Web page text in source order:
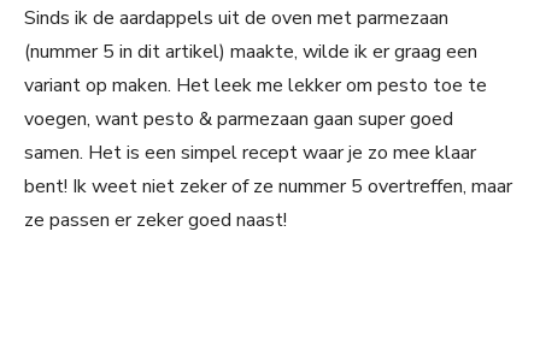
Sinds ik de aardappels uit de oven met parmezaan
(nummer 5 in dit artikel) maakte, wilde ik er graag een
variant op maken. Het leek me lekker om pesto toe te
voegen, want pesto & parmezaan gaan super goed
samen. Het is een simpel recept waar je zo mee klaar
bent! Ik weet niet zeker of ze nummer 5 overtreffen, maar
ze passen er zeker goed naast!